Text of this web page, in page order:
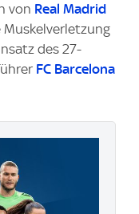
von Real Madrid
Muskelverletzung
des 27-
FC Barcelona